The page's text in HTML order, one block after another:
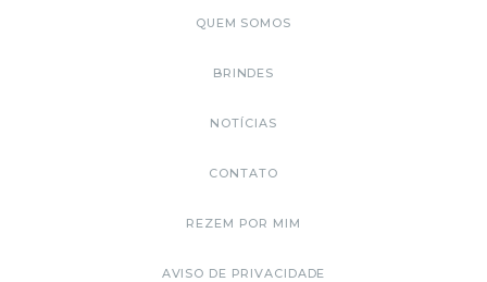
QUEM SOMOS
BRINDES
NOTÍCIAS
CONTATO
REZEM POR MIM
AVISO DE PRIVACIDADE